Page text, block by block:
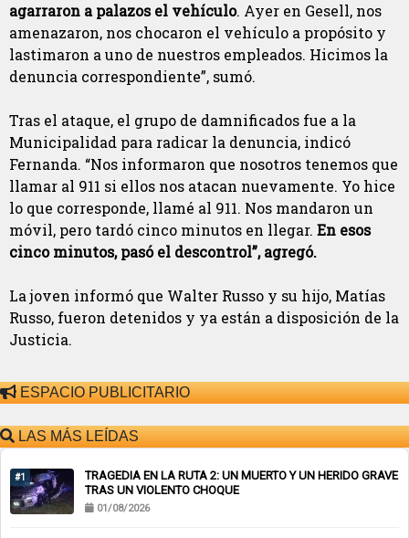
agarraron a palazos el vehículo. Ayer en Gesell, nos
amenazaron, nos chocaron el vehículo a propósito y
lastimaron a uno de nuestros empleados. Hicimos la
denuncia correspondiente”, sumó.
Tras el ataque, el grupo de damnificados fue a la
Municipalidad para radicar la denuncia, indicó
Fernanda. “Nos informaron que nosotros tenemos que
llamar al 911 si ellos nos atacan nuevamente. Yo hice
lo que corresponde, llamé al 911. Nos mandaron un
móvil, pero tardó cinco minutos en llegar. En esos
cinco minutos, pasó el descontrol”, agregó.
La joven informó que Walter Russo y su hijo, Matías
Russo, fueron detenidos y ya están a disposición de la
Justicia.
ESPACIO PUBLICITARIO
LAS MÁS LEÍDAS
#1
TRAGEDIA EN LA RUTA 2: UN MUERTO Y UN HERIDO GRAVE
TRAS UN VIOLENTO CHOQUE
01/08/2026